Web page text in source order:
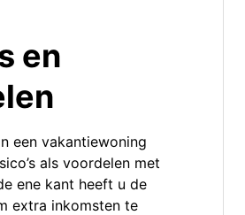
en
een vakantiewoning
als voordelen met
ene kant heeft u de
extra inkomsten te